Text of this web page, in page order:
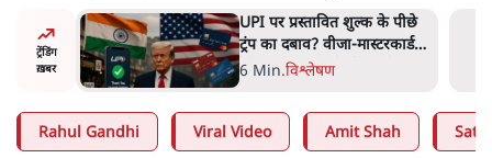
रहे नेता!
ट्रेंडिंग
ख़बर
'E20- दाल में काला नहीं, पूरी दाल
ही काली; वाहनों को बरबाद कर
रहा है इथेनॉल': राहुल
5 Min.देश
Rahul Gandhi Viral Video Amit Shah